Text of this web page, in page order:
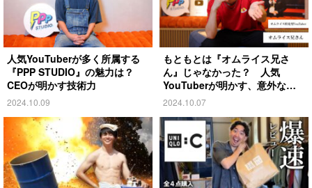
人気YouTuberが多く所属する
『PPP STUDIO』の魅力は？
CEOが明かす技術力
2024.10.09
もともとは『オムライス兄さ
ん』じゃなかった？ 人気
YouTuberが明かす、意外な過
去とは
2024.10.07